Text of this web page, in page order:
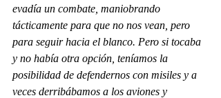
evadía un combate, maniobrando
tácticamente para que no nos vean, pero
para seguir hacia el blanco. Pero si tocaba
y no había otra opción, teníamos la
posibilidad de defendernos con misiles y a
veces derribábamos a los aviones y